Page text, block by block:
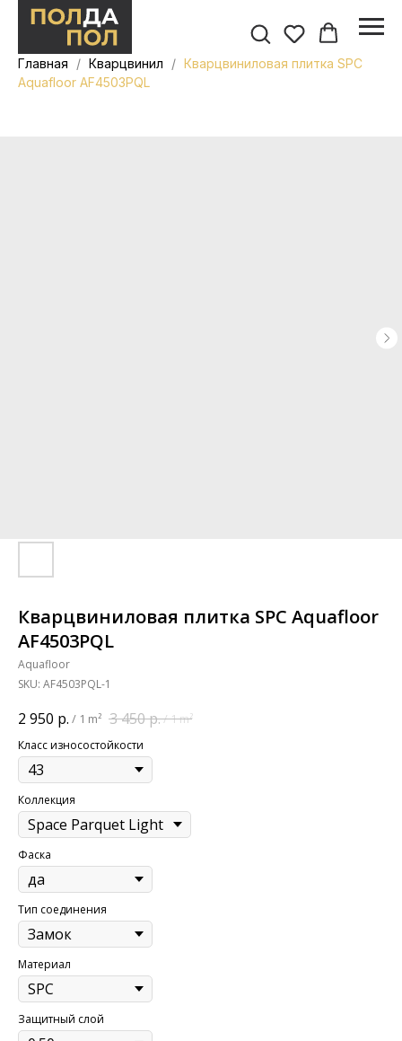
Главная Кварцвинил
Кварцвиниловая плитка SPC
Aquafloor AF4503PQL
Кварцвиниловая плитка SPC Aquafloor
AF4503PQL
Aquafloor
SKU: AF4503PQL-1
2 950 р. / 1 m² 3 450р./1 m²
Класс износостойкости
Коллекция
Фаска
Тип соединения
Материал
Защитный слой